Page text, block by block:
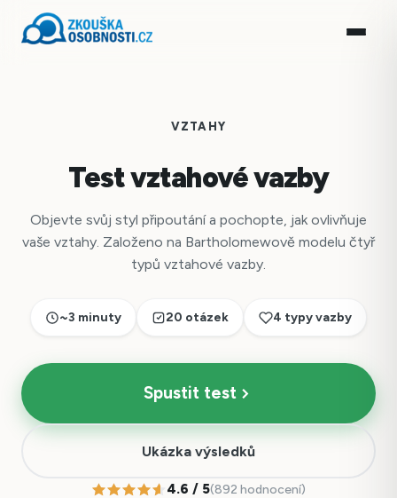
VZTAHY
Test vztahové vazby
Objevte svůj styl připoutání a pochopte, jak ovlivňuje
vaše vztahy. Založeno na Bartholomewově modelu čtyř
typů vztahové vazby.
~3 minuty 20 otázek 4 typy vazby
Spustit test
Ukázka výsledků
4.6 / 5(892 hodnocení)